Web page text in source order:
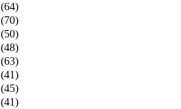
(64)
(70)
(50)
(48)
(63)
(41)
(45)
(41)